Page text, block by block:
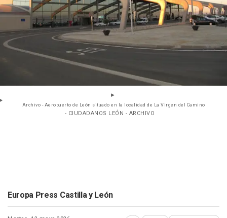
Archivo - Aeropuerto de León situado en la localidad de La Virgen del Camino
- CIUDADANOS LEÓN - ARCHIVO
Europa Press Castilla y León